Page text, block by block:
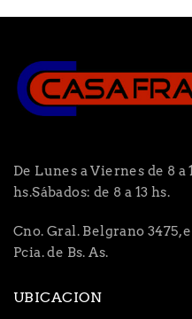
De Lunes a Viernes de 8 a
hs.Sábados: de 8 a 13 hs.
Cno. Gral. Belgrano 3475,
Pcia. de Bs. As.
UBICACION